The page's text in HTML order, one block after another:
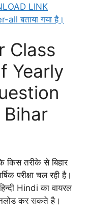
LINK
all बताया गया है।
Class
Yearly
किस तरीके से बिहार
परीक्षा चल रही है।
Hindi का वायरल
कर सकते है।